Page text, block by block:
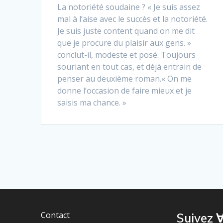
La notoriété soudaine ? « Je suis assez
mal à l’aise avec le succès et la notoriété.
Je suis juste content quand on me dit
que je procure du plaisir aux gens. »
conclut-il, modeste et posé. Toujours
souriant en tout cas, et déjà entrain de
penser au deuxième roman.« On me
donne l’occasion de faire mieux et je
saisis ma chance. »
Contact
Suivez